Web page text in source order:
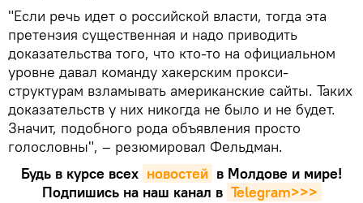
"Если речь идет о российской власти, тогда эта
претензия существенная и надо приводить
доказательства того, что кто-то на официальном
уровне давал команду хакерским прокси-
структурам взламывать американские сайты. Таких
доказательств у них никогда не было и не будет.
Значит, подобного рода объявления просто
голословны", – резюмировал Фельдман.
Будь в курсе всех новостей в Молдове и мире!
Подпишись на наш канал в Telegram>>>